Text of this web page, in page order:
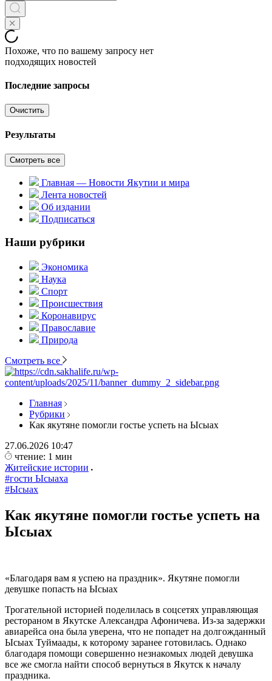
Похоже, что по вашему запросу нет
подходящих новостей
Последние запросы
Очистить
Результаты
Смотреть все
Главная — Новости Якутии и мира
Лента новостей
Об издании
Подписаться
Наши рубрики
Экономика
Наука
Спорт
Происшествия
Коронавирус
Православие
Природа
Смотреть все
Главная
Рубрики
Как якутяне помогли гостье успеть на Ысыах
27.06.2026 10:47
чтение: 1 мин
Житейские истории
#гости Ысыаха
#Ысыах
Как якутяне помогли гостье успеть на
Ысыах
«Благодаря вам я успею на праздник». Якутяне помогли
девушке попасть на Ысыах
Трогательной историей поделилась в соцсетях управляющая
рестораном в Якутске Александра Афоничева. Из-за задержки
авиарейса она была уверена, что не попадет на долгожданный
Ысыах Туймаады, к которому заранее готовилась. Однако
благодаря помощи совершенно незнакомых людей девушка
все же смогла найти способ вернуться в Якутск к началу
праздника.